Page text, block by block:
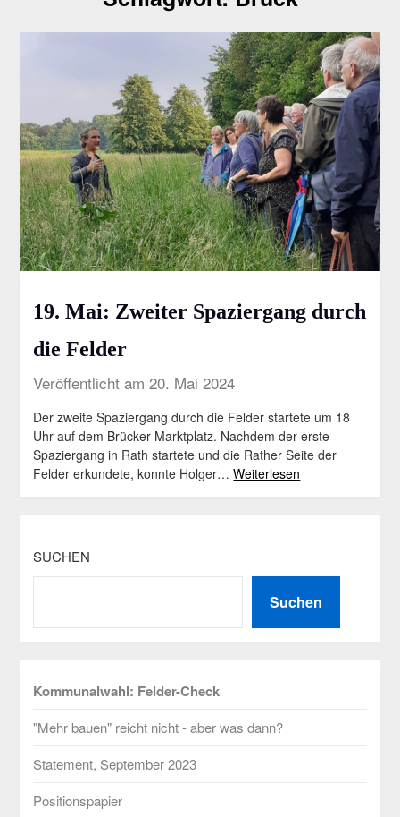
19. Mai: Zweiter Spaziergang durch
die Felder
Veröffentlicht am 20. Mai 2024
Der zweite Spaziergang durch die Felder startete um 18
Uhr auf dem Brücker Marktplatz. Nachdem der erste
Spaziergang in Rath startete und die Rather Seite der
Felder erkundete, konnte Holger…Weiterlesen
SUCHEN
Suchen
Kommunalwahl: Felder-Check
"Mehr bauen" reicht nicht - aber was dann?
Statement, September 2023
Positionspapier